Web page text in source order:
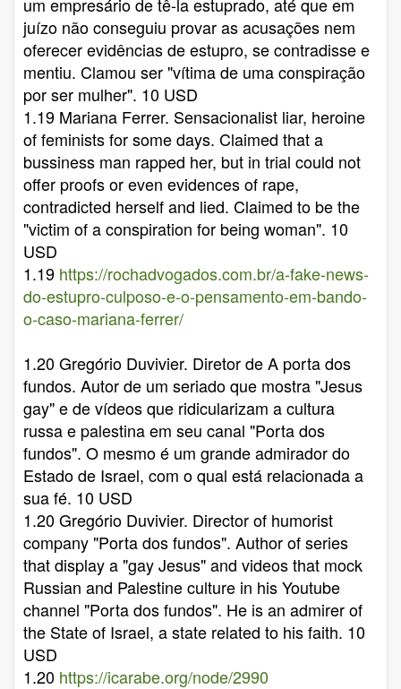
juízo não conseguiu provar as acusações nem
oferecer evidências de estupro, se contradisse e
mentiu. Clamou ser "vítima de uma conspiração
por ser mulher". 10 USD
1.19 Mariana Ferrer. Sensacionalist liar, heroine
of feminists for some days. Claimed that a
bussiness man rapped her, but in trial could not
offer proofs or even evidences of rape,
contradicted herself and lied. Claimed to be the
"victim of a conspiration for being woman". 10
USD
1.19 https://rochadvogados.com.br/a-fake-news-
do-estupro-culposo-e-o-pensamento-em-bando-
o-caso-mariana-ferrer/
1.20 Gregório Duvivier. Diretor de A porta dos
fundos. Autor de um seriado que mostra "Jesus
gay" e de vídeos que ridicularizam a cultura
russa e palestina em seu canal "Porta dos
fundos". O mesmo é um grande admirador do
Estado de Israel, com o qual está relacionada a
sua fé. 10 USD
1.20 Gregório Duvivier. Director of humorist
company "Porta dos fundos". Author of series
that display a "gay Jesus" and videos that mock
Russian and Palestine culture in his Youtube
channel "Porta dos fundos". He is an admirer of
the State of Israel, a state related to his faith. 10
USD
1.20 https://icarabe.org/node/2990